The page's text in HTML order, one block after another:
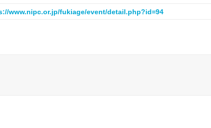
www.nipc.or.jp/fukiage/event/detail.php?id=94